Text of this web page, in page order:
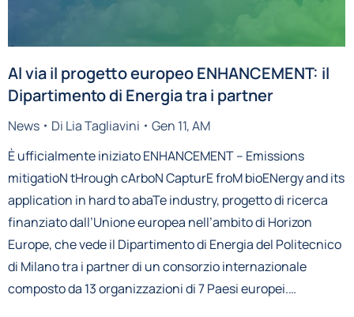
Al via il progetto europeo ENHANCEMENT: il
Dipartimento di Energia tra i partner
News Di Lia Tagliavini
Gen 11, AM
È ufficialmente iniziato ENHANCEMENT – Emissions
mitigatioN tHrough cArboN CapturE froM bioENergy and its
application in hard to abaTe industry, progetto di ricerca
finanziato dall’Unione europea nell’ambito di Horizon
Europe, che vede il Dipartimento di Energia del Politecnico
di Milano tra i partner di un consorzio internazionale
composto da 13 organizzazioni di 7 Paesi europei.…